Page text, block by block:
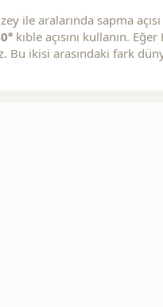
ile aralarında sapma
kıble açısını kullanın.
Bu ikisi arasındaki fark